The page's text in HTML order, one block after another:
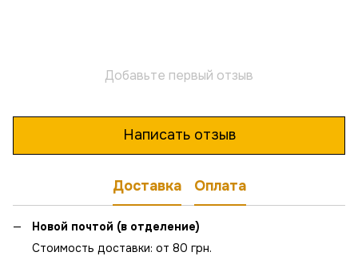
Добавьте первый отзыв
Написать отзыв
Доставка Оплата
Новой почтой (в отделение)
Стоимость доставки: от 80 грн.